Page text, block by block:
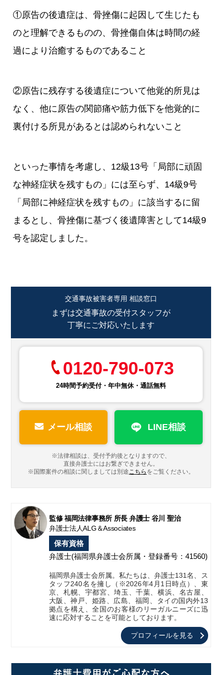
①原告の後遺症は、骨挫傷に起因して生じたも
のと理解できるものの、骨挫傷自体は時間の経
過により治癒するものであること
②原告に残存する後遺症について他覚的所見は
なく、他に原告の関節痛や筋力低下を他覚的に
裏付ける所見があるとは認められないこと
といった事情を考慮し、12級13号「局部に頑固
な神経症状を残すもの」には至らず、14級9号
「局部に神経症状を残すもの」に該当するに留
まるとし、骨挫傷に基づく後遺障害として14級9
号を認定しました。
交通事故被害者専用 相談窓口
まずは交通事故の受付スタッフが
丁寧にご対応いたします
0120-790-073
24時間予約受付・年中無休・通話無料
メール相談 LINE相談
※法律相談は、受付予約後となりますので、
直接弁護士にはお繋ぎできません。
※国際案件の相談に関しましては別途こちら をご覧ください。
監修 福岡法律事務所 所長 弁護士 谷川 聖治
弁護士法人ALG＆Associates
保有資格
弁護士(福岡県弁護士会所属・登録番号：41560)
福岡県弁護士会所属。私たちは、弁護士131名、ス
タッフ240名を擁し（※2026年4月1日時点）、東
京、札幌、宇都宮、埼玉、千葉、横浜、名古屋、
大阪、神戸、姫路、広島、福岡、タイの国内外13
拠点を構え、全国のお客様のリーガルニーズに迅
速に応対することを可能としております。
プロフィールを見る